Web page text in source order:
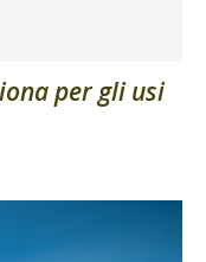
per gli usi